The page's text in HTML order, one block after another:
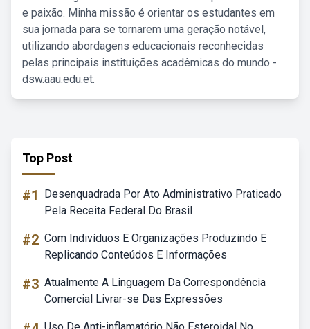
e paixão. Minha missão é orientar os estudantes em
sua jornada para se tornarem uma geração notável,
utilizando abordagens educacionais reconhecidas
pelas principais instituições acadêmicas do mundo -
dsw.aau.edu.et.
Top Post
#1
Desenquadrada Por Ato Administrativo Praticado
Pela Receita Federal Do Brasil
#2 Com Indivíduos E Organizações Produzindo E
Replicando Conteúdos E Informações
#3 Atualmente A Linguagem Da Correspondência
Comercial Livrar-se Das Expressões